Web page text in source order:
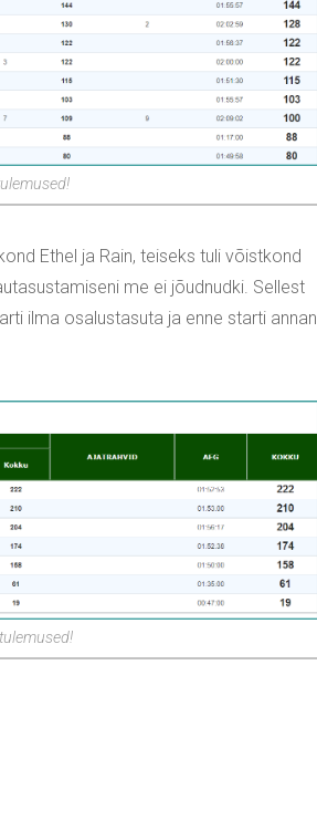
Ethel ja Rain, teiseks tuli võistkond
me ei jõudnudki. Sellest
ilma osalustasuta ja enne starti annan